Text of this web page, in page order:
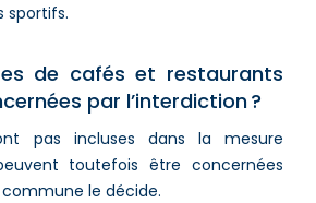
sportifs.
de cafés et restaurants
par l’interdiction ?
pas incluses dans la mesure
toutefois être concernées
le décide.